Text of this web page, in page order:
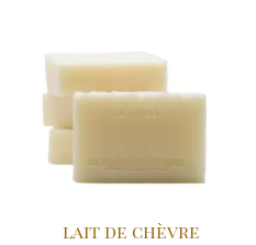
lait de chèvre